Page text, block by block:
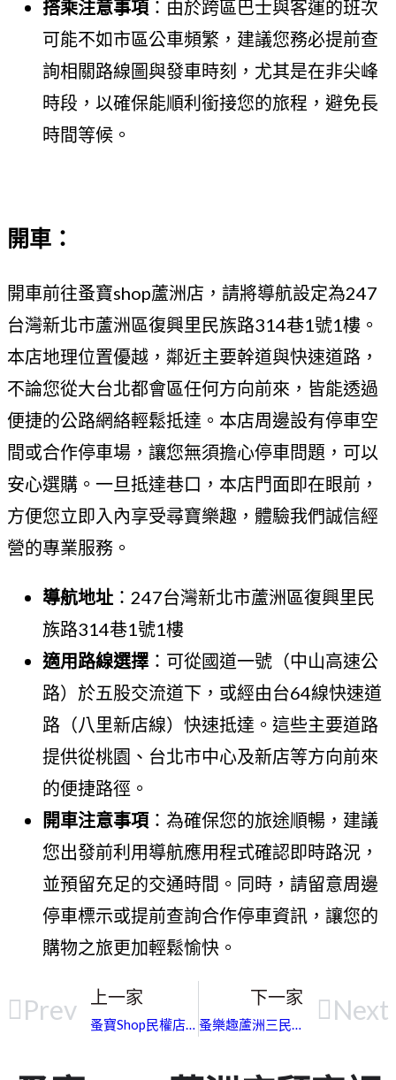
搭乘注意事項 ：由於跨區巴士與客運的班次
可能不如市區公車頻繁，建議您務必提前查
詢相關路線圖與發車時刻，尤其是在非尖峰
時段，以確保能順利銜接您的旅程，避免長
時間等候。
開車：
開車前往蚤寶shop蘆洲店，請將導航設定為247
台灣新北市蘆洲區復興里民族路314巷1號1樓。
本店地理位置優越，鄰近主要幹道與快速道路，
不論您從大台北都會區任何方向前來，皆能透過
便捷的公路網絡輕鬆抵達。本店周邊設有停車空
間或合作停車場，讓您無須擔心停車問題，可以
安心選購。一旦抵達巷口，本店門面即在眼前，
方便您立即入內享受尋寶樂趣，體驗我們誠信經
營的專業服務。
導航地址 ：247台灣新北市蘆洲區復興里民
族路314巷1號1樓
適用路線選擇 ：可從國道一號（中山高速公
路）於五股交流道下，或經由台64線快速道
路（八里新店線）快速抵達。這些主要道路
提供從桃園、台北市中心及新店等方向前來
的便捷路徑。
開車注意事項 ：為確保您的旅途順暢，建議
您出發前利用導航應用程式確認即時路況，
並預留充足的交通時間。同時，請留意周邊
停車標示或提前查詢合作停車資訊，讓您的
購物之旅更加輕鬆愉快。
Prev 上一家
蚤寶Shop民權店&蚤客製｜新北市名牌包寄賣｜深耕在地的二手名品交流站
下一家
蚤樂趣蘆洲三民店｜新北市二手包包｜口碑優良高奢精品安心交流平台 Next